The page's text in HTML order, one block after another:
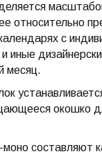
относительно
с
иные
месяц.
окошко
составляют